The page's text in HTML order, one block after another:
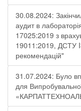
30.08.2024:
аудит в
17025:2019 з
19011:2019, ДСТУ
рекомендацій"
31.07.2024: Було
для